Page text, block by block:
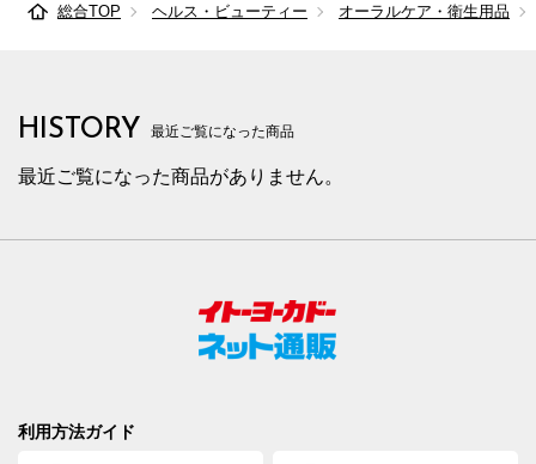
総合TOP ヘルス・ビューティー オーラルケア・衛生用品
HISTORY 最近ご覧になった商品
最近ご覧になった商品がありません。
利用方法ガイド